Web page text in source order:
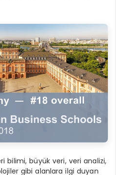
bilimi, büyük veri, veri analizi,
gibi alanlara ilgi duyan